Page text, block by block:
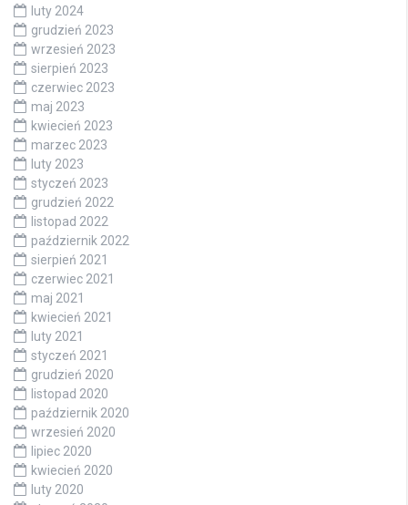
luty 2024
grudzień 2023
wrzesień 2023
sierpień 2023
czerwiec 2023
maj 2023
kwiecień 2023
marzec 2023
luty 2023
styczeń 2023
grudzień 2022
listopad 2022
październik 2022
sierpień 2021
czerwiec 2021
maj 2021
kwiecień 2021
luty 2021
styczeń 2021
grudzień 2020
listopad 2020
październik 2020
wrzesień 2020
lipiec 2020
kwiecień 2020
luty 2020